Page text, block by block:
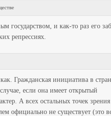
государством, и как-то раз его
репрессиях.
Гражданская инициатива в
если она имеет открытый
А всех остальных точек
официально не существует (это